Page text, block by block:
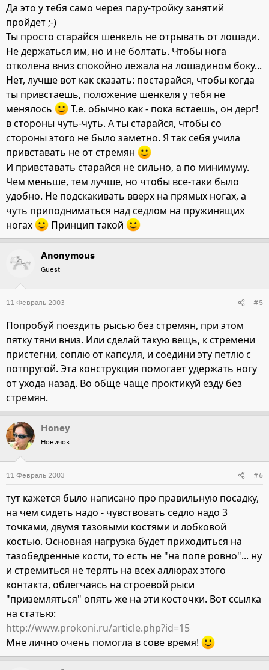
Да это у тебя само через пару-тройку занятий
пройдет ;-)
Ты просто старайся шенкель не отрывать от лошади.
Не держаться им, но и не болтать. Чтобы нога
отколена вниз спокойно лежала на лошадином боку...
Нет, лучше вот как сказать: постарайся, чтобы когда
ты привстаешь, положение шенкеля у тебя не
менялось
Т.е. обычно как - пока встаешь, он дерг!
в стороны чуть-чуть. А ты старайся, чтобы со
стороны этого не было заметно. Я так себя учила
привставать не от стремян
И привставать старайся не сильно, а по минимуму.
Чем меньше, тем лучше, но чтобы все-таки было
удобно. Не подскакивать вверх на прямых ногах, а
чуть приподниматься над седлом на пружинящих
ногах
Принцип такой
Anonymous
Guest
11 Февраль 2003 #5
Попробуй поездить рысью без стремян, при этом
пятку тяни вниз. Или сделай такую вещь, к стремени
пристегни, соплю от капсуля, и соедини эту петлю с
потпругой. Эта конструкция помогает удержать ногу
от ухода назад. Во обще чаще проктикуй езду без
стремян.
Honey
Новичок
11 Февраль 2003 #6
тут кажется было написано про правильную посадку,
на чем сидеть надо - чувствовать седло надо 3
точками, двумя тазовыми костями и лобковой
костью. Основная нагрузка будет приходиться на
тазобедренные кости, то есть не "на попе ровно"... ну
и стремиться не терять на всех аллюрах этого
контакта, облегчаясь на строевой рыси
"приземляться" опять же на эти косточки. Вот ссылка
на статью:
http://www.prokoni.ru/article.php?id=15
Мне лично очень помогла в сове время!